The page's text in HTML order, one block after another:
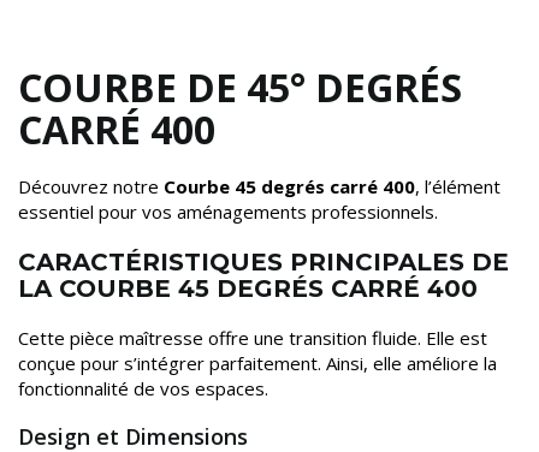
COURBE DE 45° DEGRÉS
CARRÉ 400
Découvrez notre Courbe 45 degrés carré 400, l’élément
essentiel pour vos aménagements professionnels.
CARACTÉRISTIQUES PRINCIPALES DE
LA COURBE 45 DEGRÉS CARRÉ 400
Cette pièce maîtresse offre une transition fluide. Elle est
conçue pour s’intégrer parfaitement. Ainsi, elle améliore la
fonctionnalité de vos espaces.
Design et Dimensions